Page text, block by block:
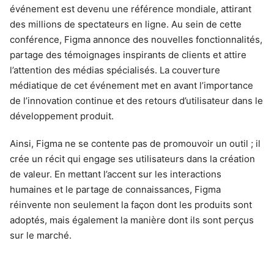
événement est devenu une référence mondiale, attirant
des millions de spectateurs en ligne. Au sein de cette
conférence, Figma annonce des nouvelles fonctionnalités,
partage des témoignages inspirants de clients et attire
l’attention des médias spécialisés. La couverture
médiatique de cet événement met en avant l’importance
de l’innovation continue et des retours d’utilisateur dans le
développement produit.
Ainsi, Figma ne se contente pas de promouvoir un outil ; il
crée un récit qui engage ses utilisateurs dans la création
de valeur. En mettant l’accent sur les interactions
humaines et le partage de connaissances, Figma
réinvente non seulement la façon dont les produits sont
adoptés, mais également la manière dont ils sont perçus
sur le marché.